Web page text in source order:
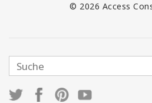
© 2026 Access